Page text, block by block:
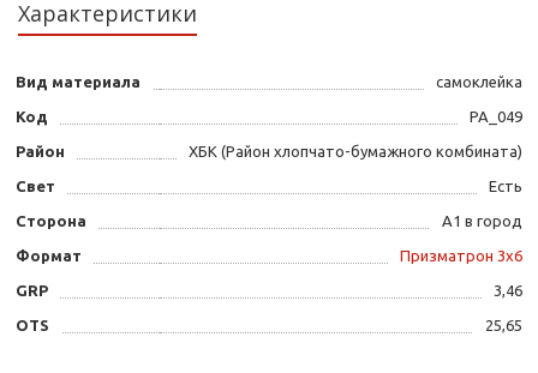
Характеристики
Вид материала самоклейка
Код PA_049
Район ХБК (Район хлопчато-бумажного комбината)
Свет Есть
Сторона А1 в город
Формат Призматрон 3х6
GRP 3,46
OTS 25,65